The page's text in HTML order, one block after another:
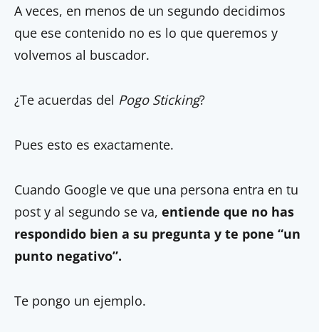
A veces, en menos de un segundo decidimos
que ese contenido no es lo que queremos y
volvemos al buscador.
¿Te acuerdas del Pogo Sticking?
Pues esto es exactamente.
Cuando Google ve que una persona entra en tu
post y al segundo se va, entiende que no has
respondido bien a su pregunta y te pone “un
punto negativo”.
Te pongo un ejemplo.